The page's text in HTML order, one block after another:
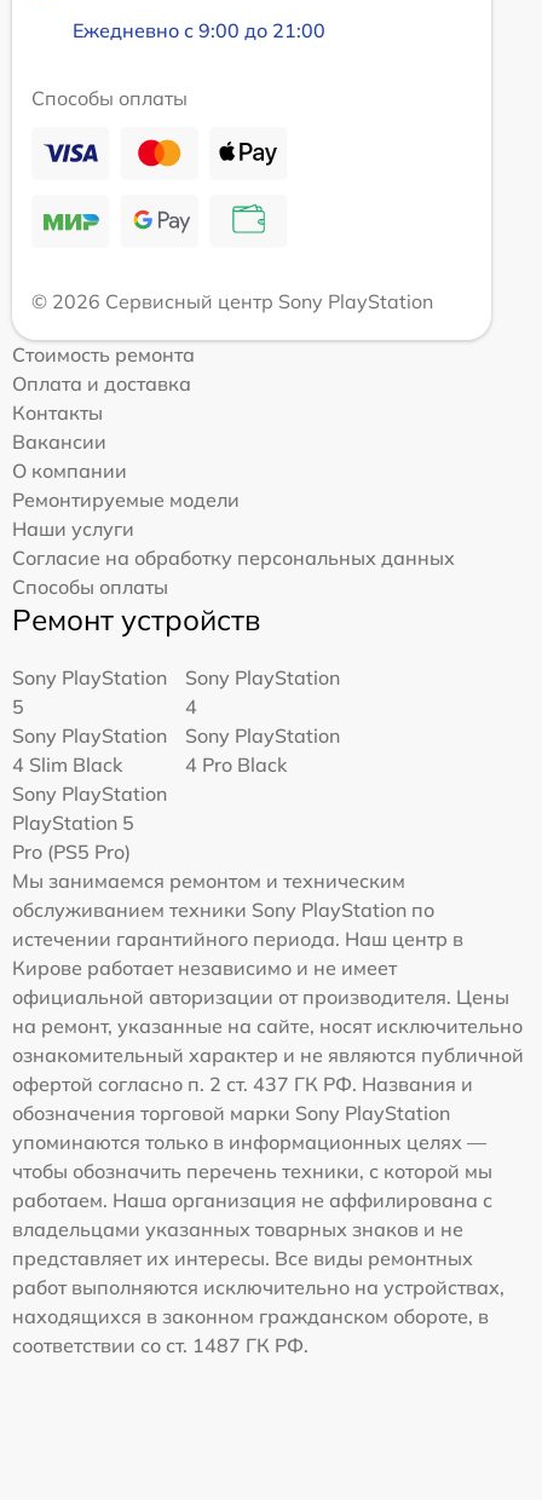
Ежедневно с 9:00 до 21:00
Способы оплаты
© 2026 Сервисный центр Sony PlayStation
Стоимость ремонта
Оплата и доставка
Контакты
Вакансии
О компании
Ремонтируемые модели
Наши услуги
Согласие на обработку персональных данных
Способы оплаты
Ремонт устройств
Sony PlayStation
5
Sony PlayStation
4
Sony PlayStation
4 Slim Black
Sony PlayStation
4 Pro Black
Sony PlayStation
PlayStation 5
Pro (PS5 Pro)
Мы занимаемся ремонтом и техническим
обслуживанием техники Sony PlayStation по
истечении гарантийного периода. Наш центр в
Кирове работает независимо и не имеет
официальной авторизации от производителя. Цены
на ремонт, указанные на сайте, носят исключительно
ознакомительный характер и не являются публичной
офертой согласно п. 2 ст. 437 ГК РФ. Названия и
обозначения торговой марки Sony PlayStation
упоминаются только в информационных целях —
чтобы обозначить перечень техники, с которой мы
работаем. Наша организация не аффилирована с
владельцами указанных товарных знаков и не
представляет их интересы. Все виды ремонтных
работ выполняются исключительно на устройствах,
находящихся в законном гражданском обороте, в
соответствии со ст. 1487 ГК РФ.